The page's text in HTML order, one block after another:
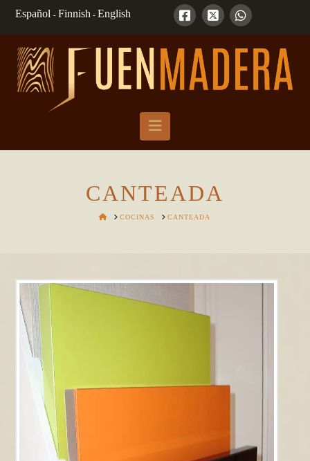
Español- Finnish - English
Navigation
CANTEADA
HOMECOCINAS CANTEADA